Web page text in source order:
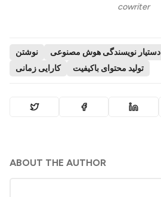
cowriter
نوشتن دستیار نویسندگی هوش مصنوعی
کارایی زمانی
تولید محتوای باکیفیت
ABOUT THE AUTHOR